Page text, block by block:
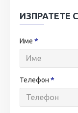
ИЗПРАТЕТЕ
Име
Телефон